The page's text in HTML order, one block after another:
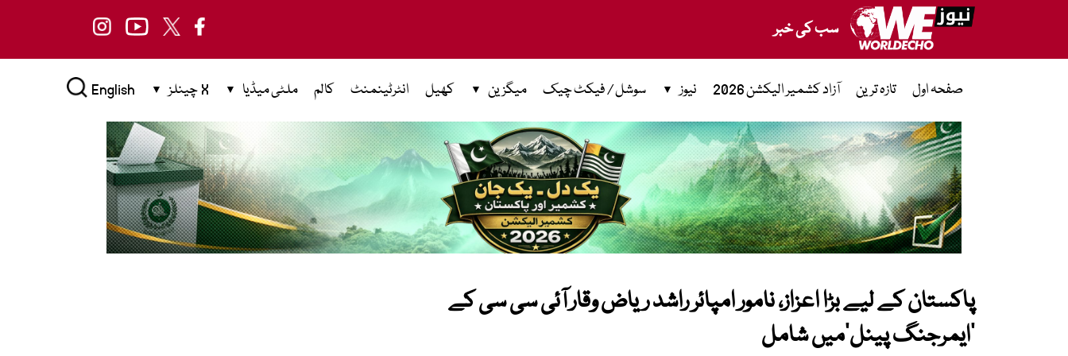
سب کی خبر
صفحہ اول تازہ ترین آزاد کشمیر الیکشن 2026 نیوز سوشل / فیکٹ چیک میگزین کھیل انٹرٹینمنٹ کالم ملٹی میڈیا X چینلز English
پاکستان کے لیے بڑا اعزاز، نامور امپائر راشد ریاض وقار آئی سی سی کے
’ایمرجنگ پینل‘میں شامل